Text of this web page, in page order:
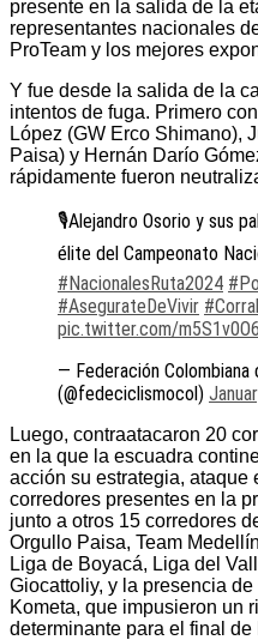
presente en la salida de la
representantes nacionales
ProTeam y los mejores
Y fue desde la salida de la
intentos de fuga. Primero
López (GW Erco Shimano),
Paisa) y Hernán Darío
rápidamente fueron
🎙️Alejandro Osorio y sus
élite del Campeonato
#NacionalesRuta2024
#AsegurateDeVivir
pic.twitter.com/
— Federación Colombiana
(@fedeciclismocol)
Luego, contraatacaron 20
en la que la escuadra
acción su estrategia, ataque
corredores presentes en la
junto a otros 15 corredores
Orgullo Paisa, Team
Liga de Boyacá, Liga del
Giocattoliy, y la presencia
Kometa, que impusieron un
determinante para el final de